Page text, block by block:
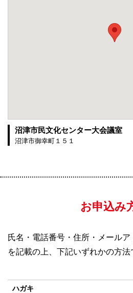
沼津市民文化センター大会議室
沼津市御幸町１５１
お申込み
氏名・電話番号・住所・メールア
を記載の上、下記いずれかの方法
ハガキ